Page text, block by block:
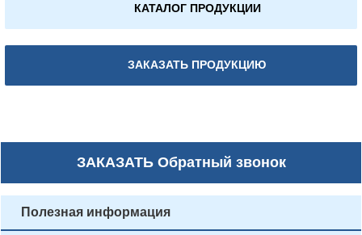
КАТАЛОГ ПРОДУКЦИИ
ЗАКАЗАТЬ ПРОДУКЦИЮ
ЗАКАЗАТЬОбратный звонок
Полезная информация